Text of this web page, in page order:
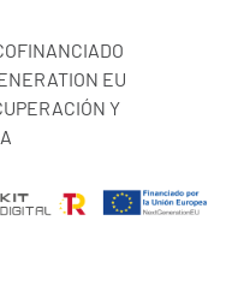
EU
Y